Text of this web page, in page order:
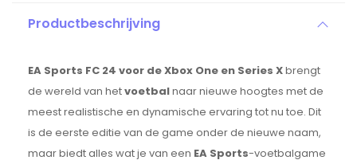
Productbeschrijving
EA Sports FC 24 voor de Xbox One en Series Xbrengt
de wereld van hetvoetbalnaar nieuwe hoogtes met de
meest realistische en dynamische ervaring tot nu toe. Dit
is de eerste editie van de game onder de nieuwe naam,
maar biedt alles wat je van een EA Sports-voetbalgame